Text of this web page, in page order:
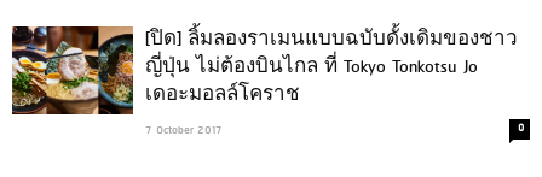
[ปิด] ลิ้มลองราเมนแบบฉบับดั้งเดิมของชาว
ญี่ปุ่น ไม่ต้องบินไกล ที่ Tokyo Tonkotsu Jo
เดอะมอลล์โคราช
7 October 2017 0